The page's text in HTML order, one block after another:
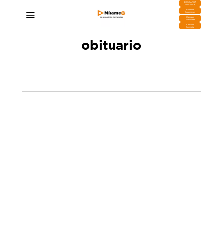
DESCARGA
MIRAPLAY
Buzón de
Sugerencias
Contratar
Publicidad
Contacto
Comercial
obituario